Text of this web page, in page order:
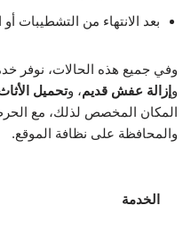
بعد الانتهاء من التشطيبات أو
وفي جميع هذه الحالات، نوفر
و إزالة عفش قديم، وتحميل
المكان المخصص لذلك، مع
والمحافظة على نظافة الموقع.
الخدمة